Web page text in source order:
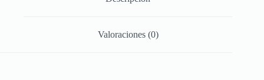
Valoraciones (0)